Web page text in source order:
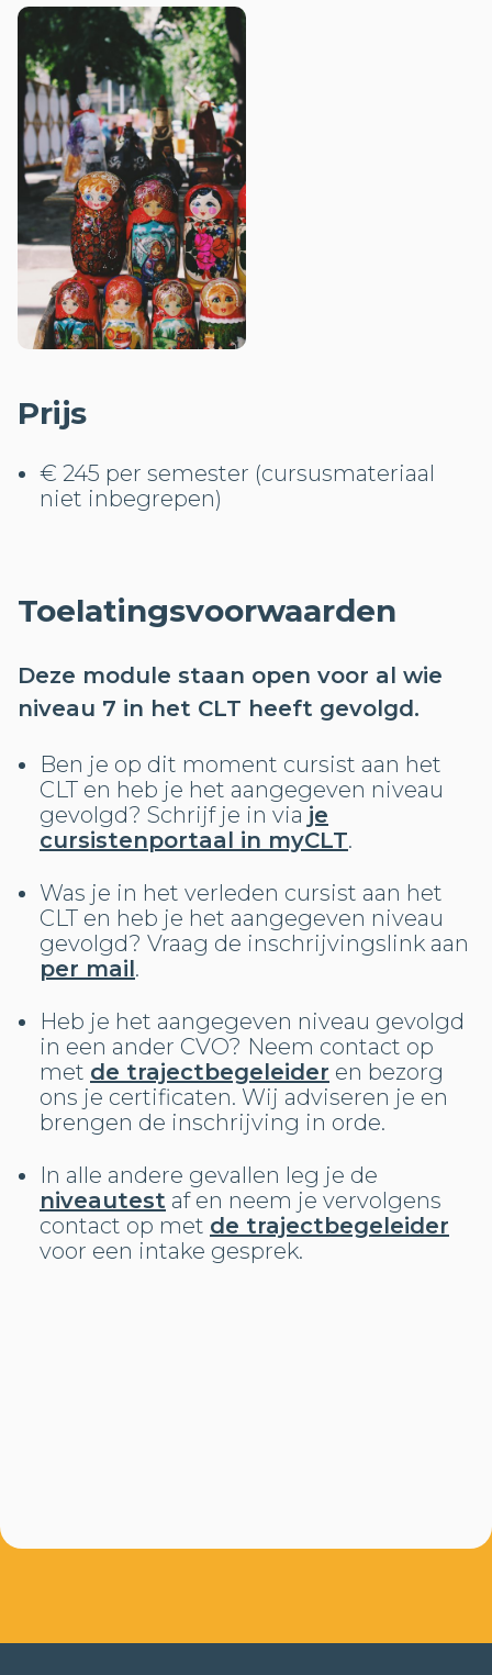
Prijs
€ 245 per semester (cursusmateriaal
niet inbegrepen)
Toelatingsvoorwaarden
Deze module staan open voor al wie
niveau 7 in het CLT heeft gevolgd.
Ben je op dit moment cursist aan het
CLT en heb je het aangegeven niveau
gevolgd? Schrijf je in via je
cursistenportaal in myCLT.
Was je in het verleden cursist aan het
CLT en heb je het aangegeven niveau
gevolgd? Vraag de inschrijvingslink aan
per mail.
Heb je het aangegeven niveau gevolgd
in een ander CVO? Neem contact op
met de trajectbegeleider en bezorg
ons je certificaten. Wij adviseren je en
brengen de inschrijving in orde.
In alle andere gevallen leg je de
niveautest af en neem je vervolgens
contact op met de trajectbegeleider
voor een intake gesprek.